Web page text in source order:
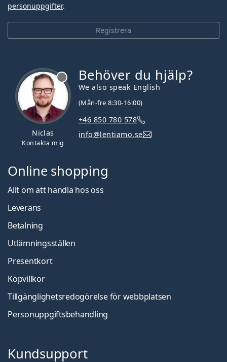
Registrera
personuppgifter.
Niclas
Kontakta mig
Behöver du hjälp?
We also speak English
(Mån-fre 8:30-16:00)
+46 850 780 578
info@lentiamo.se
Online shopping
Allt om att handla hos oss
Leverans
Betalning
Utlämningsställen
Presentkort
Köpvillkor
Tillgänglighetsredogörelse för webbplatsen
Personuppgiftsbehandling
Kundsupport